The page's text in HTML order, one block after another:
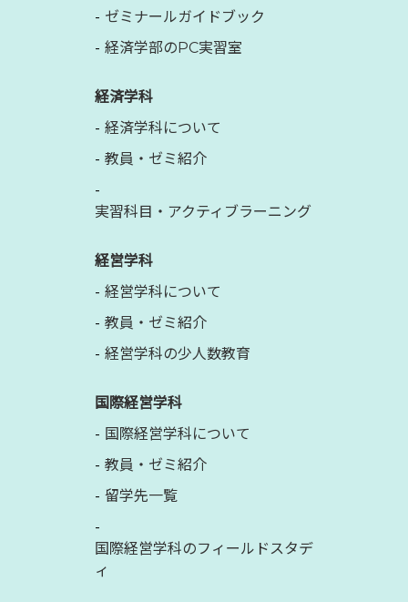
ゼミナールガイドブック
経済学部のPC実習室
経済学科
経済学科について
教員・ゼミ紹介
実習科目・アクティブラーニング
経営学科
経営学科について
教員・ゼミ紹介
経営学科の少人数教育
国際経営学科
国際経営学科について
教員・ゼミ紹介
留学先一覧
国際経営学科のフィールドスタデ
ィ